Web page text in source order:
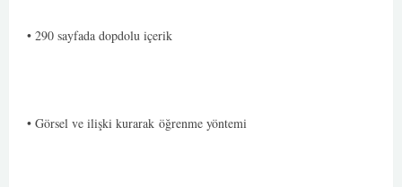
• 290 sayfada dopdolu içerik
• Görsel ve ilişki kurarak öğrenme yöntemi